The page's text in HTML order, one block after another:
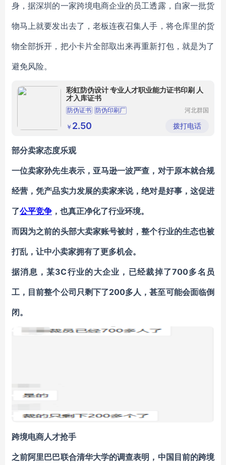
身，据深圳的一家跨境电商企业的员工透露，自家一批货
物马上就要发出去了，老板连夜召集人手，将仓库里的货
物全部拆开，把小卡片全部取出来再重新打包，就是为了
避免风险。
彩虹防伪设计 专业人才职业能力证书印刷 人
才入库证书
防伪证书 防伪印刷厂
河北群国
伪印刷有
限公司
￥ 2.50 拨打电话
部分卖家态度乐观
一位卖家孙先生表示，亚马逊一波严查，对于原本就合规
经营，凭产品实力发展的卖家来说，绝对是好事，这促进
了公平竞争 ，也真正净化了行业环境。
而因为之前的头部大卖家账号被封，整个行业的生态也被
打乱，让中小卖家拥有了更多机会。
据消息，某3C行业的大企业，已经裁掉了700多名员
工，目前整个公司只剩下了200多人，甚至可能会面临倒
闭。
跨境电商人才抢手
之前阿里巴巴联合清华大学的调查表明，中国目前的跨境